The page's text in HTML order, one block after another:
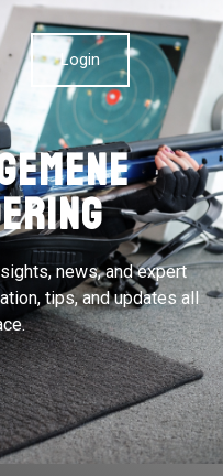
Login
news, and expert
tips, and updates all